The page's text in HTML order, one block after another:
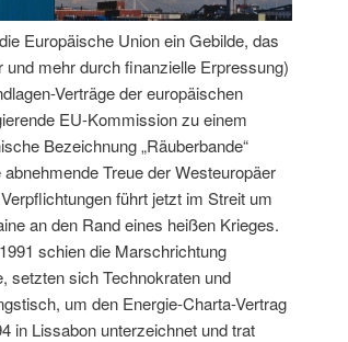
Europäische Union ein Gebilde, das
mehr durch finanzielle Erpressung)
Verträge der europäischen
EU-Kommission zu einem
Bezeichnung „Räuberbande“
Treue der Westeuropäer
führt jetzt im Streit um
an den Rand eines heißen Krieges.
schien die Marschrichtung
setzten sich Technokraten und
um den Energie-Charta-Vertrag
in Lissabon unterzeichnet und trat